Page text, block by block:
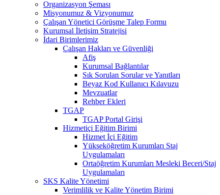
Organizasyon Şeması
Misyonumuz & Vizyonumuz
Çalışan Yönetici Görüşme Talep Formu
Kurumsal İletişim Stratejisi
İdari Birimlerimiz
Çalışan Hakları ve Güvenliği
Afiş
Kurumsal Bağlantılar
Sık Sorulan Sorular ve Yanıtları
Beyaz Kod Kullanıcı Kılavuzu
Mevzuatlar
Rehber Ekleri
TGAP
TGAP Portal Girişi
Hizmetiçi Eğitim Birimi
Hizmet İçi Eğitim
Yükseköğretim Kurumları Staj
Uygulamaları
Ortaöğretim Kurumları Mesleki Beceri/Staj
Uygulamaları
SKS Kalite Yönetimi
Verimlilik ve Kalite Yönetim Birimi